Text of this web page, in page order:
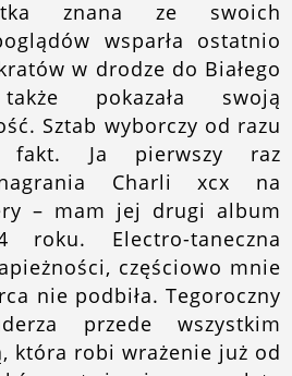
znana ze swoich
wsparła ostatnio
w drodze do Białego
pokazała swoją
Sztab wyborczy od razu
fakt. Ja pierwszy raz
Charli xcx na
– mam jej drugi album
roku. Electro-taneczna
częściowo mnie
nie podbiła. Tegoroczny
przede wszystkim
która robi wrażenie już od